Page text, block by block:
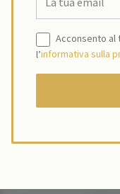
Acconsento
l’informativa sulla